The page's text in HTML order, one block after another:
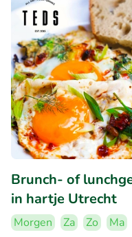
Brunch- of
in hartje Utrecht
Morgen Za Zo Ma